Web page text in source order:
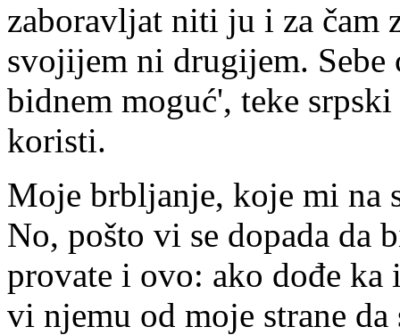
zaboravljat niti ju i za čam
svojijem ni drugijem.
bidnem moguć', teke
koristi.
Moje brbljanje, koje mi na
No, pošto vi se dopada da
provate i ovo: ako dođe
vi njemu od moje strane